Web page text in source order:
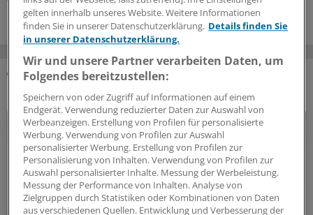
DAS KÖNNTE SIE AUCH INTERESSIEREN
gelten innerhalb unseres Website. Weitere Informationen
finden Sie in unserer Datenschutzerklärung. Details finden Sie
in unserer Datenschutzerklärung.
Wir und unsere Partner verarbeiten Daten, um
Folgendes bereitzustellen:
Speichern von oder Zugriff auf Informationen auf einem
Endgerät. Verwendung reduzierter Daten zur Auswahl von
Werbeanzeigen. Erstellung von Profilen für personalisierte
Werbung. Verwendung von Profilen zur Auswahl
personalisierter Werbung. Erstellung von Profilen zur
Personalisierung von Inhalten. Verwendung von Profilen zur
Auswahl personalisierter Inhalte. Messung der Werbeleistung.
Messung der Performance von Inhalten. Analyse von
Zielgruppen durch Statistiken oder Kombinationen von Daten
aus verschiedenen Quellen. Entwicklung und Verbesserung der